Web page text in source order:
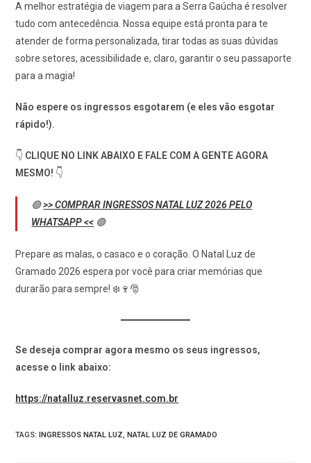
A melhor estratégia de viagem para a Serra Gaúcha é resolver
tudo com antecedência. Nossa equipe está pronta para te
atender de forma personalizada, tirar todas as suas dúvidas
sobre setores, acessibilidade e, claro, garantir o seu passaporte
para a magia!
Não espere os ingressos esgotarem (e eles vão esgotar
rápido!).
👇 CLIQUE NO LINK ABAIXO E FALE COM A GENTE AGORA
MESMO! 👇
🟢>> COMPRAR INGRESSOS NATAL LUZ 2026 PELO
WHATSAPP << 🟢
Prepare as malas, o casaco e o coração. O Natal Luz de
Gramado 2026 espera por você para criar memórias que
durarão para sempre! ❄️🍷🎅
Se deseja comprar agora mesmo os seus ingressos,
acesse o link abaixo:
https://natalluz.reservasnet.com.br
TAGS: INGRESSOS NATAL LUZ, NATAL LUZ DE GRAMADO